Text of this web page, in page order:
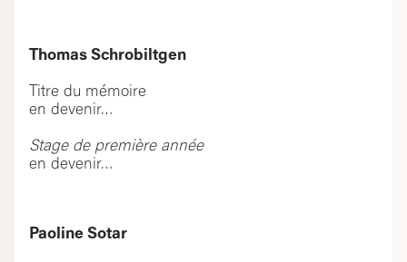
Thomas Schrobiltgen
Titre du mémoire
en devenir…
Stage de première année
en devenir…
Paoline Sotar